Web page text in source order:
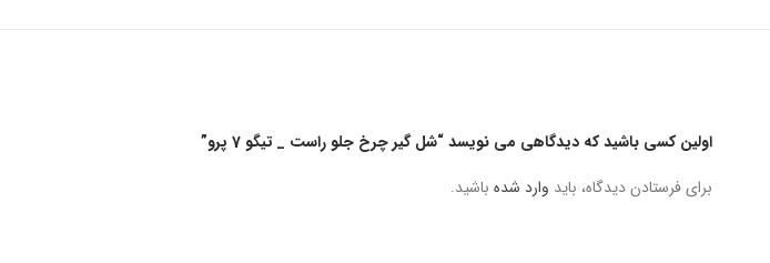
اولین کسی باشید که دیدگاهی می نویسد “شل گیر چرخ جلو راست _ تیگو 7 پرو”
برای فرستادن دیدگاه، باید وارد شدهباشید.